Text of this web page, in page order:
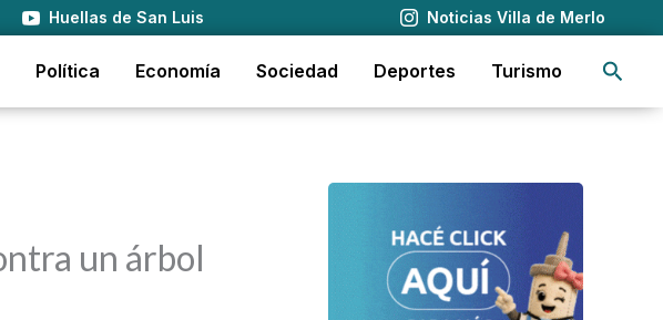
Huellas de San Luis Noticias Villa de Merlo
Política Economía Sociedad Deportes Turismo
un árbol